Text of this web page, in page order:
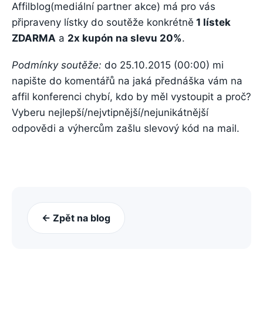
Affilblog(mediální partner akce) má pro vás
připraveny lístky do soutěže konkrétně 1 lístek
ZDARMA a 2x kupón na slevu 20%.
Podmínky soutěže: do 25.10.2015 (00:00) mi
napište do komentářů na jaká přednáška vám na
affil konferenci chybí, kdo by měl vystoupit a proč?
Vyberu nejlepší/nejvtipnější/nejunikátnější
odpovědi a výhercům zašlu slevový kód na mail.
← Zpět na blog